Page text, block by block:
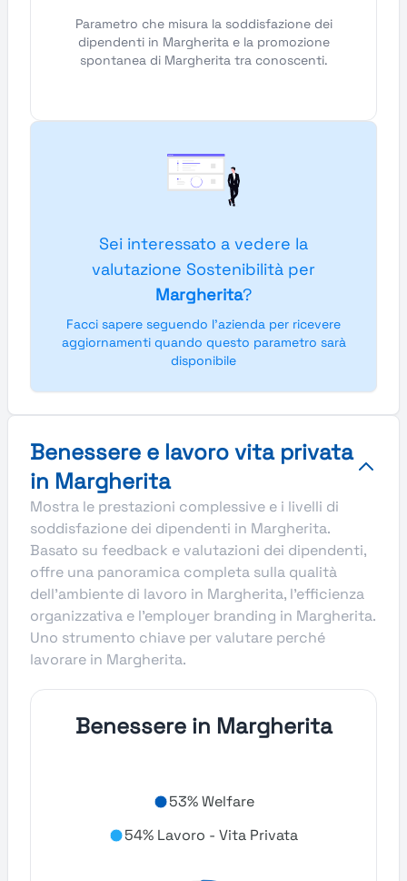
Parametro che misura la soddisfazione dei
dipendenti in Margherita e la promozione
spontanea di Margherita tra conoscenti.
Sei interessato a vedere la
valutazione Sostenibilità per
Margherita?
Facci sapere seguendo l'azienda per ricevere
aggiornamenti quando questo parametro sarà
disponibile
Benessere e lavoro vita privata
in Margherita
Mostra le prestazioni complessive e i livelli di
soddisfazione dei dipendenti in Margherita.
Basato su feedback e valutazioni dei dipendenti,
offre una panoramica completa sulla qualità
dell’ambiente di lavoro in Margherita, l’efficienza
organizzativa e l’employer branding in Margherita.
Uno strumento chiave per valutare perché
lavorare in Margherita.
Benessere in Margherita
53% Welfare
54% Lavoro - Vita Privata